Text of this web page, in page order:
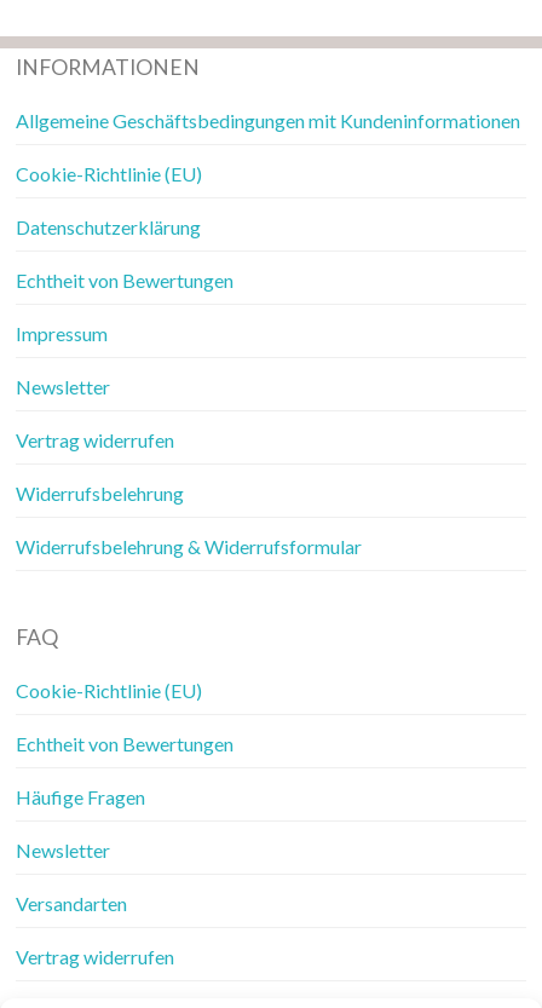
INFORMATIONEN
Allgemeine Geschäftsbedingungen mit Kundeninformationen
Cookie-Richtlinie (EU)
Datenschutzerklärung
Echtheit von Bewertungen
Impressum
Newsletter
Vertrag widerrufen
Widerrufsbelehrung
Widerrufsbelehrung & Widerrufsformular
FAQ
Cookie-Richtlinie (EU)
Echtheit von Bewertungen
Häufige Fragen
Newsletter
Versandarten
Vertrag widerrufen